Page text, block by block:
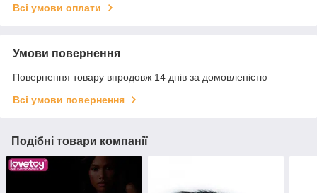
Всі умови оплати
Умови повернення
Повернення товару впродовж 14 днів за домовленістю
Всі умови повернення
Подібні товари компанії